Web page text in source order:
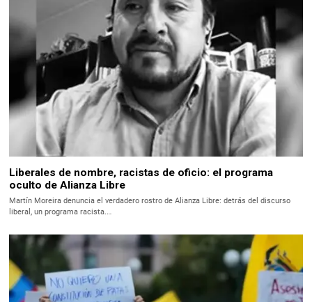
Liberales de nombre, racistas de oficio: el programa
oculto de Alianza Libre
Martín Moreira denuncia el verdadero rostro de Alianza Libre: detrás del discurso
liberal, un programa racista.…